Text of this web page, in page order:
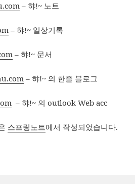
– 햐!~ 노트
– 햐!~ 일상기록
– 햐!~ 문서
– 햐!~ 의 한줄 블로그
– 햐!~ 의 outlook Web acc
스프링노트에서 작성되었습니다.